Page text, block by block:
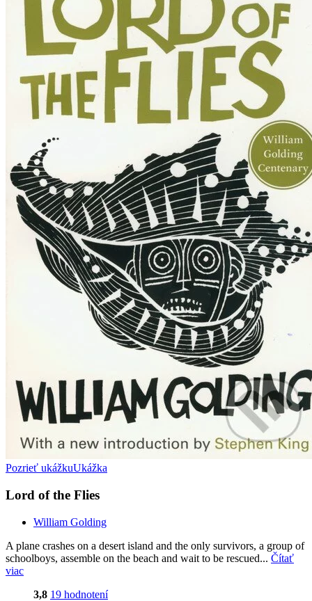
Pozrieť ukážkuUkážka
Lord of the Flies
William Golding
A plane crashes on a desert island and the only survivors, a group of
schoolboys, assemble on the beach and wait to be rescued... Čítať
viac
3,8 19 hodnotení